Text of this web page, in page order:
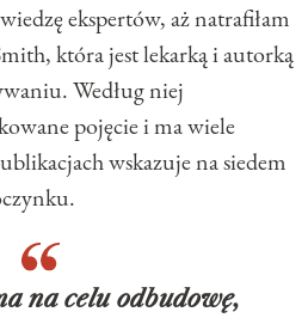
ekspertów, aż natrafiłam
która jest lekarką i autorką
Według niej
pojęcie i ma wiele
wskazuje na siedem
na celu odbudowę,